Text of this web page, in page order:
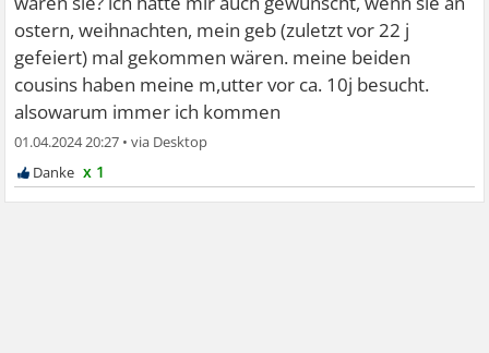
ostern, weihnachten, mein geb (zuletzt vor 22 j
gefeiert) mal gekommen wären. meine beiden
cousins haben meine m,utter vor ca. 10j besucht.
alsowarum immer ich kommen
01.04.2024 20:27 •
x 1